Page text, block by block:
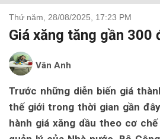
Thứ năm, 28/08/2025, 17:23 PM
Giá xăng tăng gần
Vân Anh
Trước những diễn biến giá
thế giới trong thời gian gần
hành giá xăng dầu theo cơ